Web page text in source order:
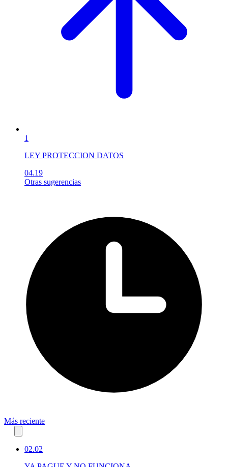
1
LEY PROTECCION DATOS
04.19
Otras sugerencias
Más reciente
02.02